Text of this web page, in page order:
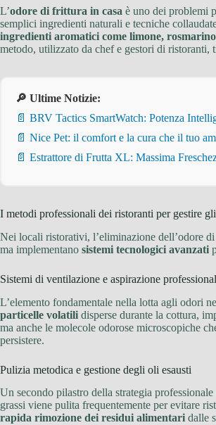
L’odore di frittura in casa è uno dei problemi
semplici ingredienti naturali e tecniche
ingredienti aromatici come limone,
metodo, utilizzato da chef e gestori di ristoranti,
🔎 Ultime Notizie:
📄 BRV Tactics SmartWatch: Potenza
📄 Nice Pet: il comfort e la cura che il tuo
📄 Estrattore di Frutta XL: Massima
I metodi professionali dei ristoranti per gestire
Nei locali ristorativi, l’eliminazione dell’odore
ma implementano sistemi tecnologici avanzati
Sistemi di ventilazione e aspirazione
L’elemento fondamentale nella lotta agli odori
particelle volatili disperse durante la cottura,
ma anche le molecole odorose microscopiche
persistere.
Pulizia metodica e gestione degli oli esausti
Un secondo pilastro della strategia professionale
grassi viene pulita frequentemente per evitare
rapida rimozione dei residui alimentari dalle